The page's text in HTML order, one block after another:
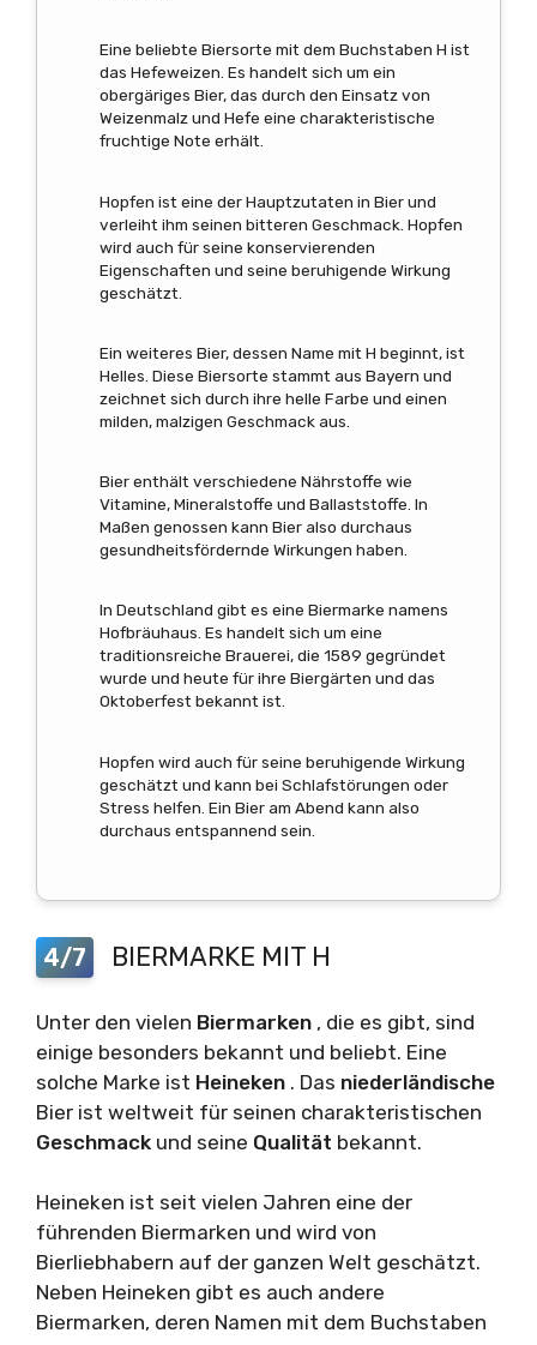
Eine beliebte Biersorte mit dem Buchstaben H ist
das Hefeweizen. Es handelt sich um ein
obergäriges Bier, das durch den Einsatz von
Weizenmalz und Hefe eine charakteristische
fruchtige Note erhält.
Hopfen ist eine der Hauptzutaten in Bier und
verleiht ihm seinen bitteren Geschmack. Hopfen
wird auch für seine konservierenden
Eigenschaften und seine beruhigende Wirkung
geschätzt.
Ein weiteres Bier, dessen Name mit H beginnt, ist
Helles. Diese Biersorte stammt aus Bayern und
zeichnet sich durch ihre helle Farbe und einen
milden, malzigen Geschmack aus.
Bier enthält verschiedene Nährstoffe wie
Vitamine, Mineralstoffe und Ballaststoffe. In
Maßen genossen kann Bier also durchaus
gesundheitsfördernde Wirkungen haben.
In Deutschland gibt es eine Biermarke namens
Hofbräuhaus. Es handelt sich um eine
traditionsreiche Brauerei, die 1589 gegründet
wurde und heute für ihre Biergärten und das
Oktoberfest bekannt ist.
Hopfen wird auch für seine beruhigende Wirkung
geschätzt und kann bei Schlafstörungen oder
Stress helfen. Ein Bier am Abend kann also
durchaus entspannend sein.
4/7 BIERMARKE MIT H
Unter den vielen Biermarken , die es gibt, sind
einige besonders bekannt und beliebt. Eine
solche Marke ist Heineken . Das niederländische
Bier ist weltweit für seinen charakteristischen
Geschmack und seine Qualität bekannt.
Heineken ist seit vielen Jahren eine der
führenden Biermarken und wird von
Bierliebhabern auf der ganzen Welt geschätzt.
Neben Heineken gibt es auch andere
Biermarken, deren Namen mit dem Buchstaben